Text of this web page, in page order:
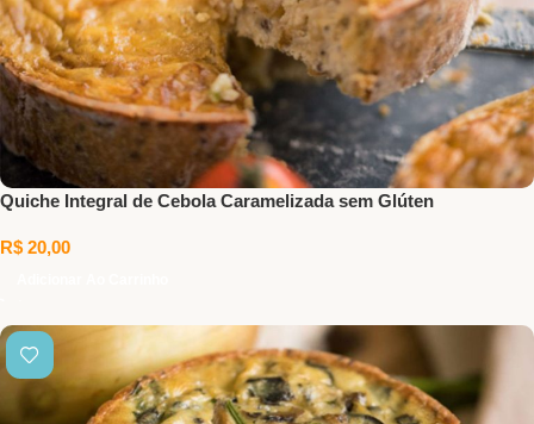
Quiche Integral de Cebola Caramelizada sem Glúten
R$ 20,00